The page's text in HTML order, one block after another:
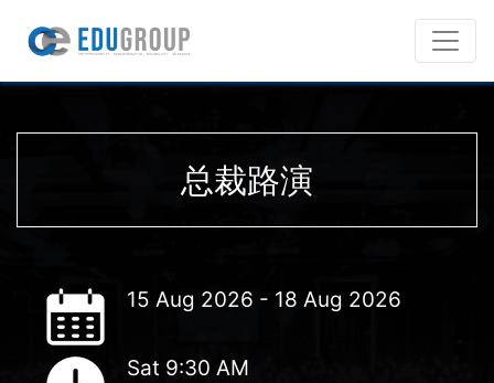
总裁路演
15 Aug 2026 - 18 Aug 2026
Sat 9:30 AM